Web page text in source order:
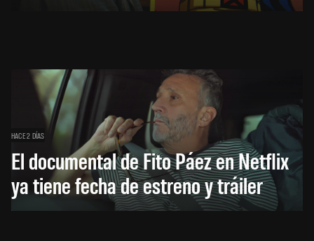
HACE 2 DÍAS
El documental de Fito Páez en Netflix
ya tiene fecha de estreno y tráiler